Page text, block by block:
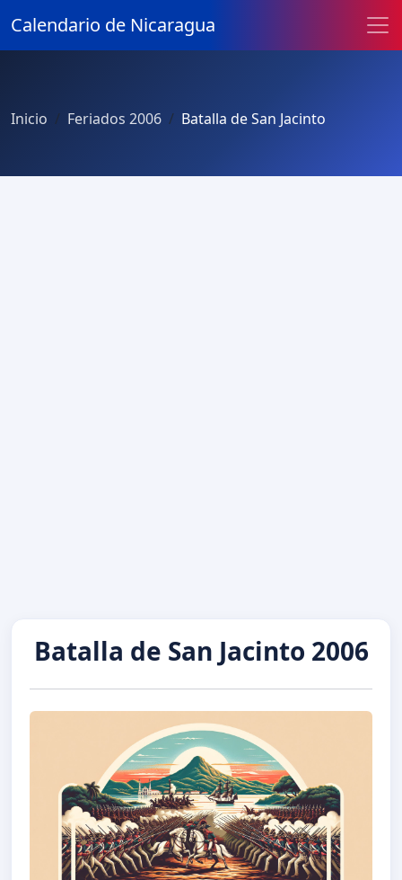
Calendario de Nicaragua
Inicio Feriados 2006 Batalla de San Jacinto
Batalla de San Jacinto 2006